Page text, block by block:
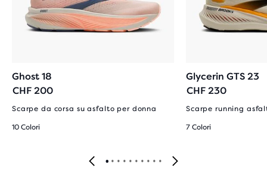
Ghost 18
CHF 200
Scarpe da corsa su asfalto per donna
10 Colori
Glycerin GTS 23
CHF 230
Scarpe running
7 Colori